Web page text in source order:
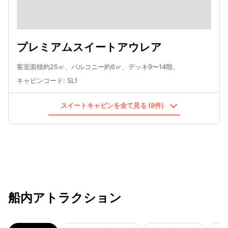
プレミアムスイートアウレア
客室面積約25㎡、バルコニー約6㎡、デッキ9〜14階。
キャビンコード: SL1
スイートキャビンを全て見る (8件)
船内アトラクション